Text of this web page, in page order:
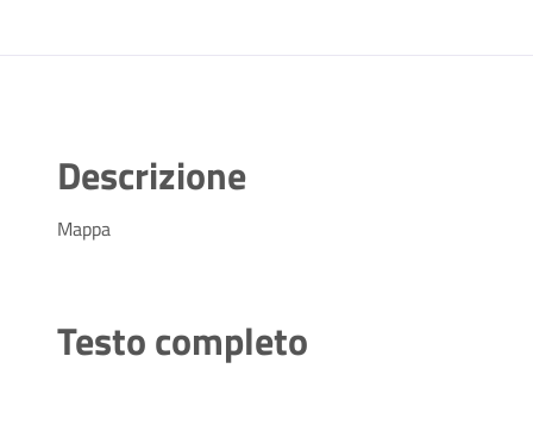
Descrizione
Mappa
Testo completo